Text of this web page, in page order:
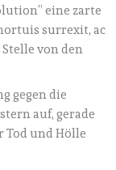
eine zarte
surrexit, ac
Stelle von den
gegen die
auf, gerade
Tod und Hölle